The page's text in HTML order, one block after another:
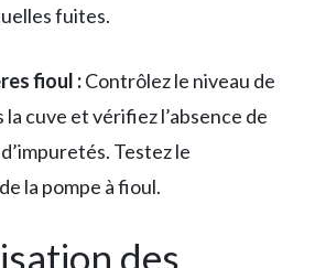
fuites.
fioul :Contrôlez le niveau de
cuve et vérifiez l’absence de
Testez le
la pompe à fioul.
des